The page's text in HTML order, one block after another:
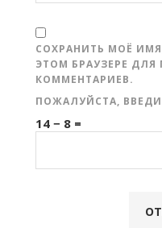
СОХРАНИТЬ МОЁ
ЭТОМ БРАУЗЕРЕ
КОММЕНТАРИЕВ.
ПОЖАЛУЙСТА,
14 − 8 =